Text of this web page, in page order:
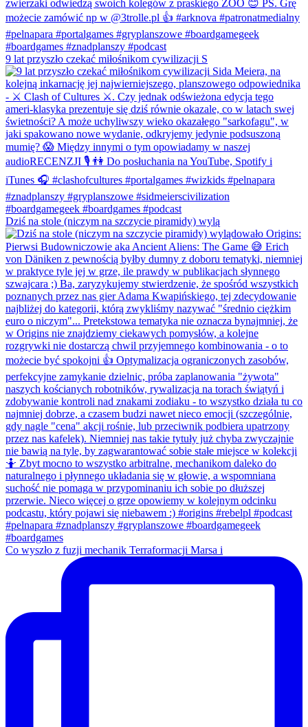
9 lat przyszło czekać miłośnikom cywilizacji S
Dziś na stole (niczym na szczycie piramidy) wylą
Co wyszło z fuzji mechanik Terraformacji Marsa i